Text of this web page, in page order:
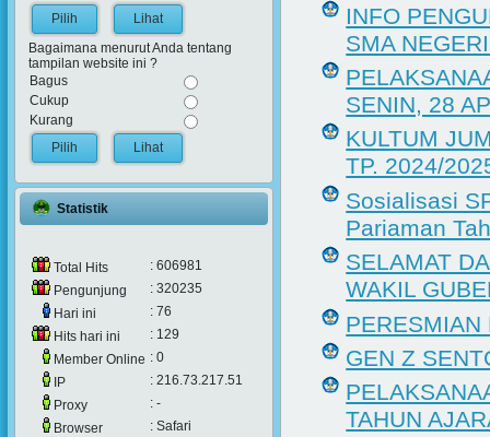
Lihat
Bagaimana menurut Anda tentang
tampilan website ini ?
Bagus
Cukup
Kurang
Lihat
Statistik
Total Hits
: 606981
Pengunjung
: 320235
Hari ini
: 76
Hits hari ini
: 129
Member Online : 0
IP
: 216.73.217.51
Proxy
: -
Browser
: Safari
INFO
SMA
SENIN, 28
KULTUM
TP. 2024/
Sosialisasi
Pariaman
SELAMAT
WAKIL
PERESMIAN
GEN Z
TAHUN